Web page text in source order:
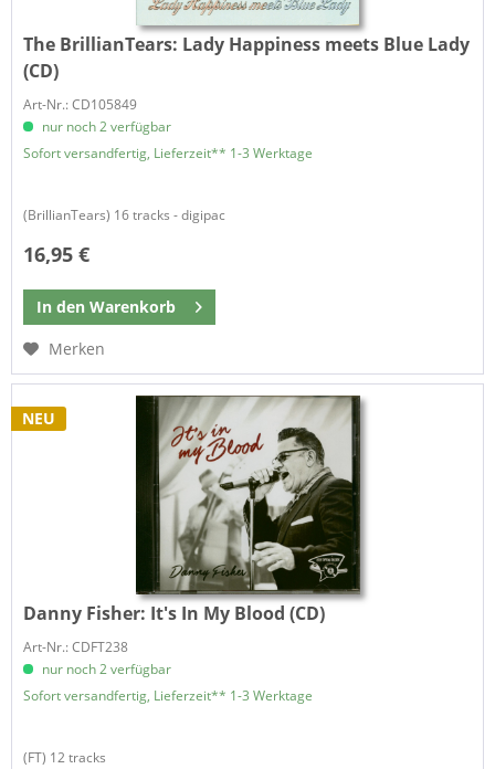
The BrillianTears: Lady Happiness meets Blue Lady
(CD)
Art-Nr.: CD105849
nur noch 2 verfügbar
Sofort versandfertig, Lieferzeit** 1-3 Werktage
(BrillianTears) 16 tracks - digipac
16,95 €
In den Warenkorb
Merken
NEU
Danny Fisher: It's In My Blood (CD)
Art-Nr.: CDFT238
nur noch 2 verfügbar
Sofort versandfertig, Lieferzeit** 1-3 Werktage
(FT) 12 tracks